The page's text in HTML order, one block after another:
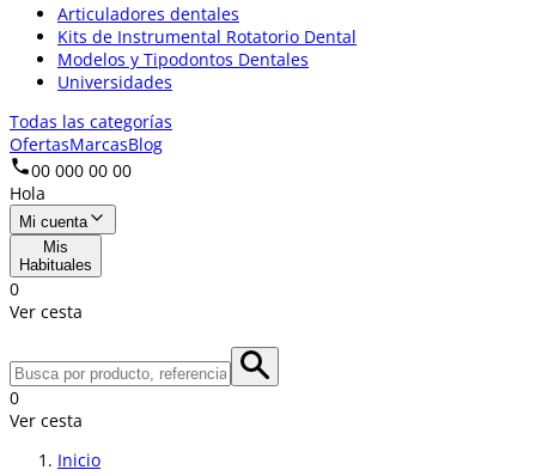
Articuladores dentales
Kits de Instrumental Rotatorio Dental
Modelos y Tipodontos Dentales
Universidades
Todas las categorías
OfertasMarcasBlog
00 000 00 00
Hola
Mi cuenta
Mis
Habituales
0
Ver cesta
0
Ver cesta
Inicio